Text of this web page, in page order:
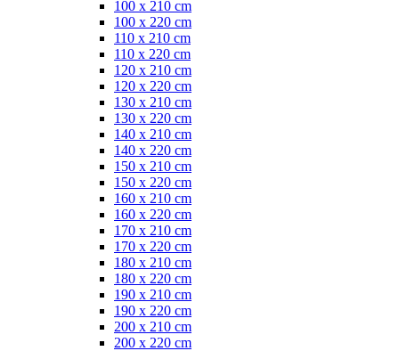
100 x 210 cm
100 x 220 cm
110 x 210 cm
110 x 220 cm
120 x 210 cm
120 x 220 cm
130 x 210 cm
130 x 220 cm
140 x 210 cm
140 x 220 cm
150 x 210 cm
150 x 220 cm
160 x 210 cm
160 x 220 cm
170 x 210 cm
170 x 220 cm
180 x 210 cm
180 x 220 cm
190 x 210 cm
190 x 220 cm
200 x 210 cm
200 x 220 cm